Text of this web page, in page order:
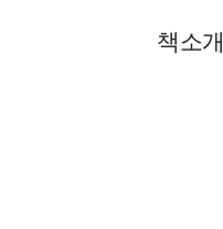
책소개